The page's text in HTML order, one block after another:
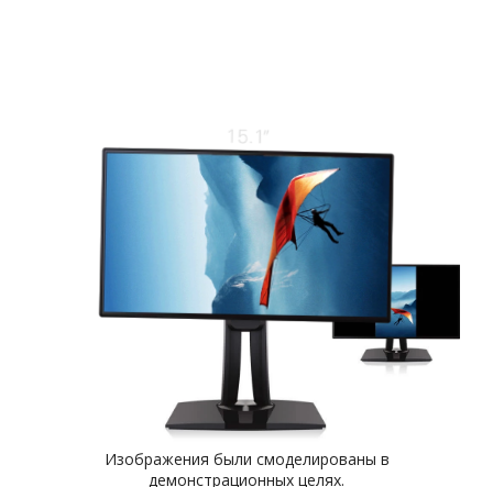
Изображения были смоделированы в
демонстрационных целях.